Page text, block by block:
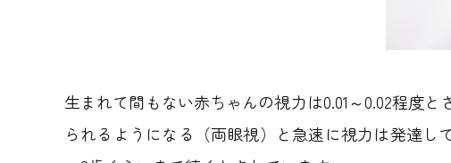
生まれて間もない赤ちゃんの視力は0.01～0.02程度
られるようになる（両眼視）と急速に視力は発達し